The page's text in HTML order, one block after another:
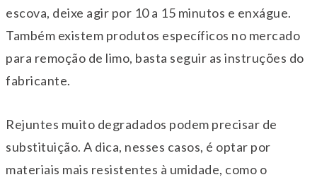
escova, deixe agir por 10 a 15 minutos e enxágue.
Também existem produtos específicos no mercado
para remoção de limo, basta seguir as instruções do
fabricante.
Rejuntes muito degradados podem precisar de
substituição. A dica, nesses casos, é optar por
materiais mais resistentes à umidade, como o